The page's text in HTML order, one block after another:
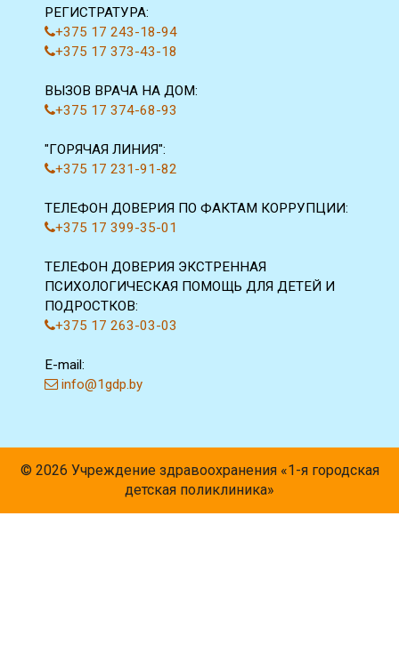
РЕГИСТРАТУРА:
+375 17 243-18-94
+375 17 373-43-18
ВЫЗОВ ВРАЧА НА ДОМ:
+375 17 374-68-93
"ГОРЯЧАЯ ЛИНИЯ":
+375 17 231-91-82
ТЕЛЕФОН ДОВЕРИЯ ПО ФАКТАМ КОРРУПЦИИ:
+375 17 399-35-01
ТЕЛЕФОН ДОВЕРИЯ ЭКСТРЕННАЯ
ПСИХОЛОГИЧЕСКАЯ ПОМОЩЬ ДЛЯ ДЕТЕЙ И
ПОДРОСТКОВ:
+375 17 263-03-03
E-mail:
info@1gdp.by
© 2026 Учреждение здравоохранения «1-я городская
детская поликлиника»